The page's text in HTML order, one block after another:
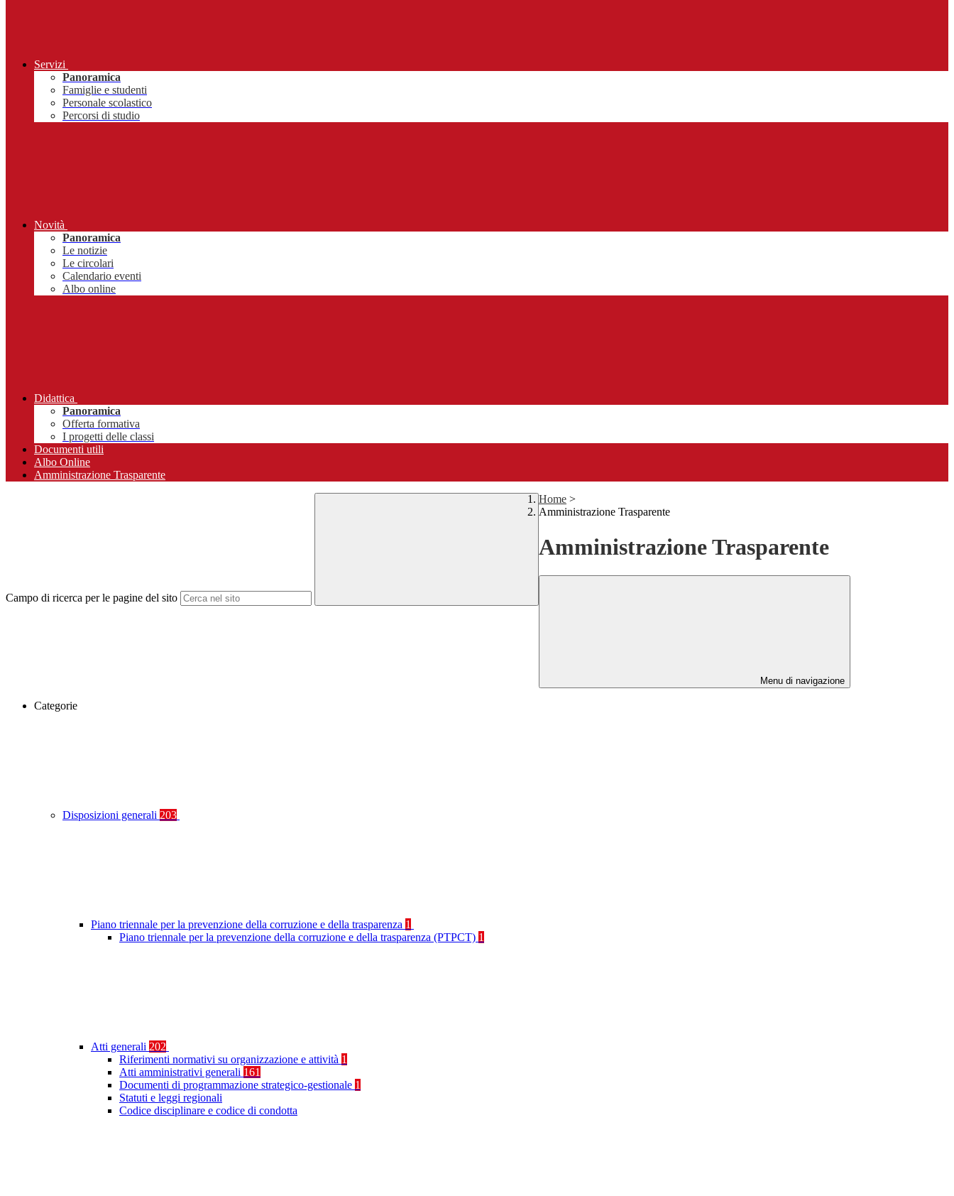
Servizi
Panoramica
Famiglie e studenti
Personale scolastico
Percorsi di studio
Novità
Panoramica
Le notizie
Le circolari
Calendario eventi
Albo online
Didattica
Panoramica
Offerta formativa
I progetti delle classi
Documenti utili
Albo Online
Amministrazione Trasparente
Campo di ricerca per le pagine del sito
Home >
Amministrazione Trasparente
Amministrazione Trasparente
Menu di navigazione
Categorie
Disposizioni generali 203
Piano triennale per la prevenzione della corruzione e della trasparenza 1
Piano triennale per la prevenzione della corruzione e della trasparenza (PTPCT) 1
Atti generali 202
Riferimenti normativi su organizzazione e attività 1
Atti amministrativi generali 161
Documenti di programmazione strategico-gestionale 1
Statuti e leggi regionali
Codice disciplinare e codice di condotta